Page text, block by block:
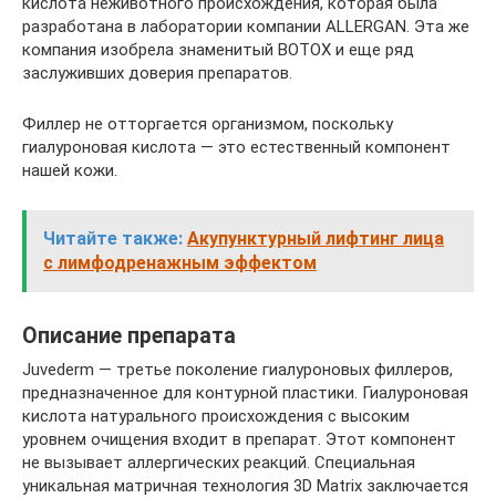
разработана в лаборатории компании ALLERGAN. Эта же
компания изобрела знаменитый BOTOX и еще ряд
заслуживших доверия препаратов.
Филлер не отторгается организмом, поскольку
гиалуроновая кислота — это естественный компонент
нашей кожи.
Читайте также: Акупунктурный лифтинг лица
с лимфодренажным эффектом
Описание препарата
Juvederm — третье поколение гиалуроновых филлеров,
предназначенное для контурной пластики. Гиалуроновая
кислота натурального происхождения с высоким
уровнем очищения входит в препарат. Этот компонент
не вызывает аллергических реакций. Специальная
уникальная матричная технология 3D Matrix заключается